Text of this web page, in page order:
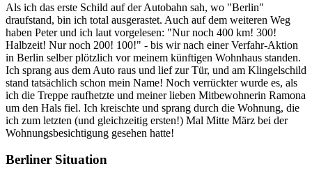
Als ich das erste Schild auf der Autobahn sah, wo "Berlin"
draufstand, bin ich total ausgerastet. Auch auf dem weiteren Weg
haben Peter und ich laut vorgelesen: "Nur noch 400 km! 300!
Halbzeit! Nur noch 200! 100!" - bis wir nach einer Verfahr-Aktion
in Berlin selber plötzlich vor meinem künftigen Wohnhaus standen.
Ich sprang aus dem Auto raus und lief zur Tür, und am Klingelschild
stand tatsächlich schon mein Name! Noch verrückter wurde es, als
ich die Treppe raufhetzte und meiner lieben Mitbewohnerin Ramona
um den Hals fiel. Ich kreischte und sprang durch die Wohnung, die
ich zum letzten (und gleichzeitig ersten!) Mal Mitte März bei der
Wohnungsbesichtigung gesehen hatte!
Berliner Situation